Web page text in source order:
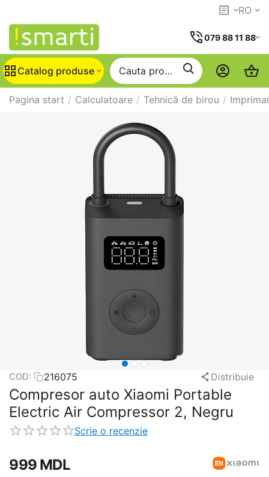
RO
079 88 11 88
Catalog produse
Pagina start / Calculatoare / Tehnică de birou /
COD: 216075 Distribuie
Compresor auto Xiaomi Portable
Electric Air Compressor 2, Negru
Scrie o recenzie
‍999‍ MDL